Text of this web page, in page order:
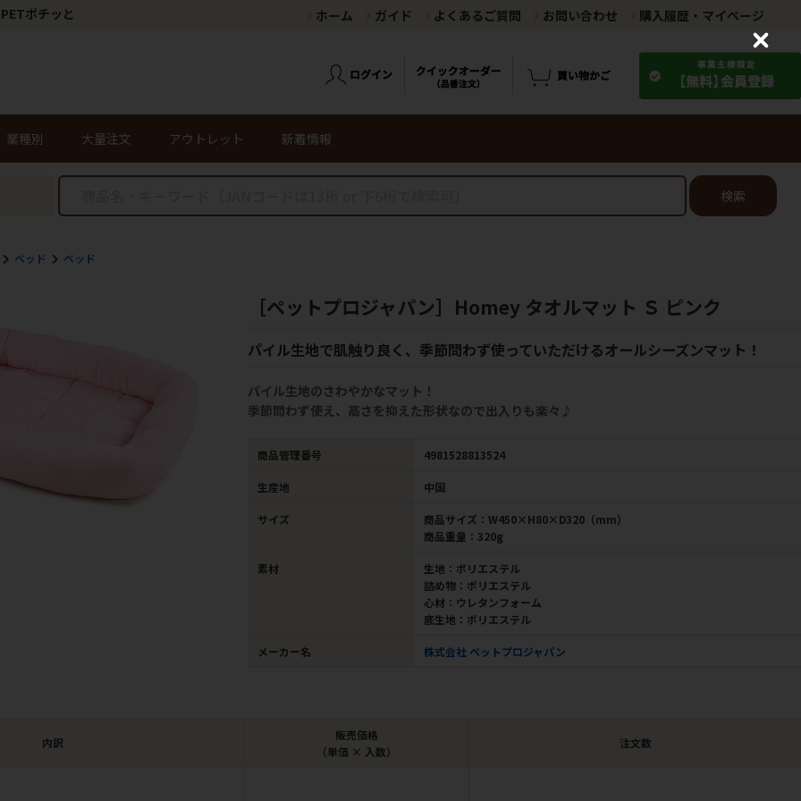
ポチッと ホーム ガイド よくあるご質問 お問い合わせ 購入履歴・マイページ
業種別 大量注文 アウトレット 新着情報
検索
ベッド ベッド
［ペットプロジャパン］Homey タオルマット Ｓ ピンク
パイル生地で肌触り良く、季節問わず使っていただけるオールシーズンマット！
パイル生地のさわやかなマット！
季節問わず使え、高さを抑えた形状なので出入りも楽々♪
商品管理番号 4981528813524
生産地 中国
サイズ
商品サイズ：W450×H80×D320（mm）
商品重量：320g
素材
生地：ポリエステル
詰め物：ポリエステル
心材：ウレタンフォーム
底生地：ポリエステル
メーカー名 株式会社 ペットプロジャパン
内訳
販売価格
（単価 × 入数）
注文数
C
o
s
e